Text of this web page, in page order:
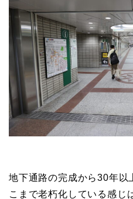
地下通路の完成から30年以
こまで老朽化している感じ